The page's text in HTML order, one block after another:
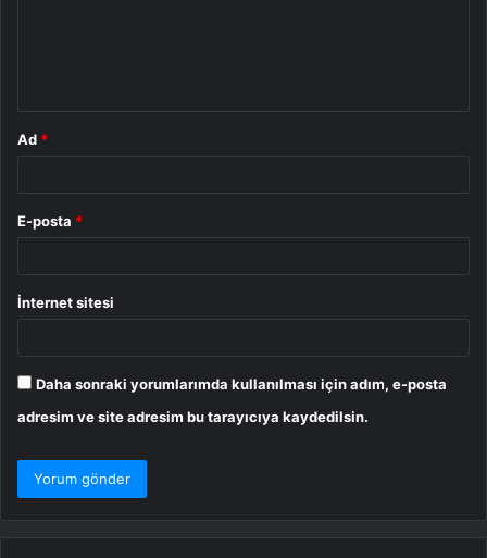
Ad *
E-posta *
İnternet sitesi
Daha sonraki yorumlarımda kullanılması için adım, e-posta
adresim ve site adresim bu tarayıcıya kaydedilsin.